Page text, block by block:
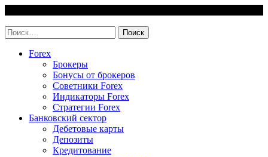
content
Найти:
Forex
Брокеры
Бонусы от брокеров
Советники Forex
Индикаторы Forex
Стратегии Forex
Банковский сектор
Дебетовые карты
Депозиты
Кредитование